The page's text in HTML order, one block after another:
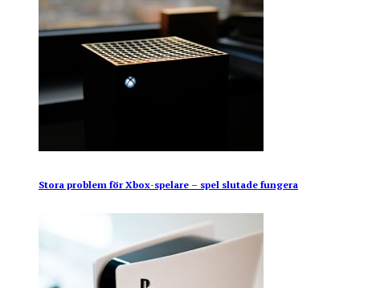
Stora problem för Xbox-spelare – spel slutade fungera